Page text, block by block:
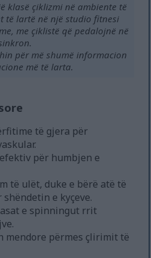
klasë çiklizmi në ambiente të
të lartë në një studio fitnesi
me çiklistë që pedalojnë në
për më shumë informacion
më të larta.
të gjera për
për humbjen e
të ulët, duke e bërë atë të
e kyçeve.
e spinningut rrit
mendore përmes çlirimit të